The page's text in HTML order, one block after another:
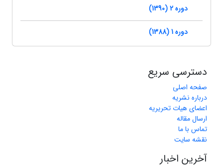
دوره 2 (1390)
دوره 1 (1388)
دسترسی سریع
صفحه اصلی
درباره نشریه
اعضای هیات تحریریه
ارسال مقاله
تماس با ما
نقشه سایت
آخرین اخبار